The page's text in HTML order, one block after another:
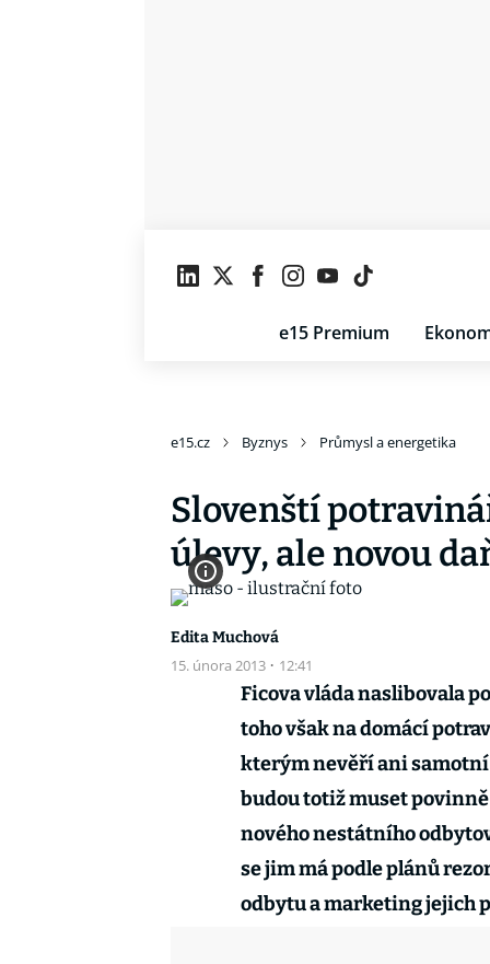
e15 Premium
e15.cz Byznys Průmysl a energetika
Slovenští
úlevy, ale novou
Edita Muchová
15. února 2013 · 12:41
Ficova vláda naslibovala
toho však na domácí
kterým nevěří ani
budou totiž muset
nového nestátního
se jim má podle plánů
odbytu a marketing jejich